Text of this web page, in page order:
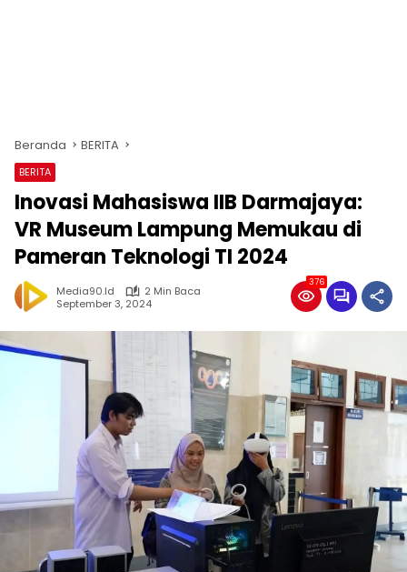
Beranda BERITA
BERITA
Inovasi Mahasiswa IIB Darmajaya:
VR Museum Lampung Memukau di
Pameran Teknologi TI 2024
Media90.id
2 Min Baca
September 3, 2024
376